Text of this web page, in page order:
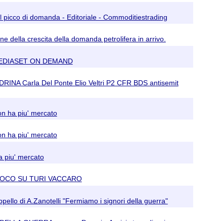
di domanda - Editoriale - Commoditiestrading
della crescita della domanda petrolifera in arrivo.
ON DEMAND
Carla Del Ponte Elio Veltri P2 CFR BDS antisemit
ha piu' mercato
ha piu' mercato
piu' mercato
SU TURI VACCARO
di A.Zanotelli "Fermiamo i signori della guerra"